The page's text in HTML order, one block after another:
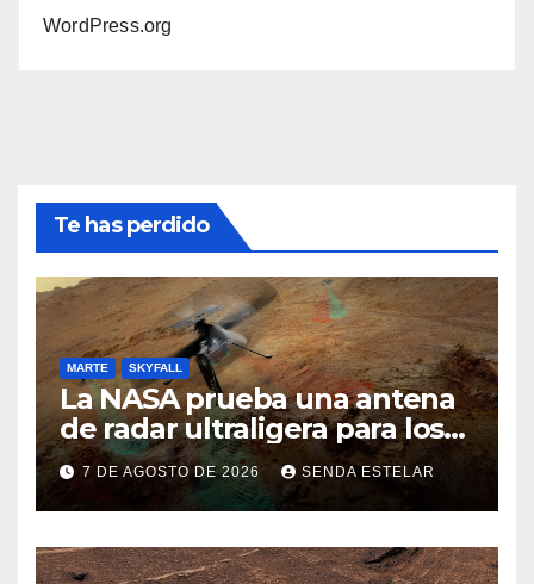
WordPress.org
Te has perdido
MARTE SKYFALL
La NASA prueba una antena
de radar ultraligera para los
helicópteros SkyFall Mars
7 DE AGOSTO DE 2026 SENDA ESTELAR